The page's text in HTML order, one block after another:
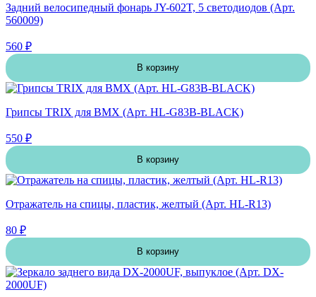
Задний велосипедный фонарь JY-602T, 5 светодиодов (Арт.
560009)
560 ₽
В корзину
Грипсы TRIX для BMX (Арт. HL-G83B-BLACK)
550 ₽
В корзину
Отражатель на спицы, пластик, желтый (Арт. HL-R13)
80 ₽
В корзину